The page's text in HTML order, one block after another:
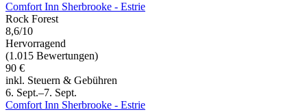
Comfort Inn Sherbrooke - Estrie
Rock Forest
8,6/10
Hervorragend
(1.015 Bewertungen)
90 €
inkl. Steuern & Gebühren
6. Sept.–7. Sept.
Comfort Inn Sherbrooke - Estrie